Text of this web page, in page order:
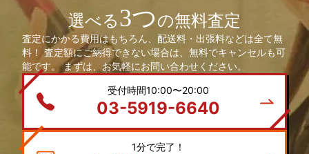
選べる3つの無料査定
査定にかかる費用はもちろん、配送料・出張料などは全て無
料！ 査定額にご納得できない場合は、無料でキャンセルも可
能です。 まずは、お気軽にお問い合わせください。
受付時間10:00〜20:00
03-5919-6640
1分で完了！